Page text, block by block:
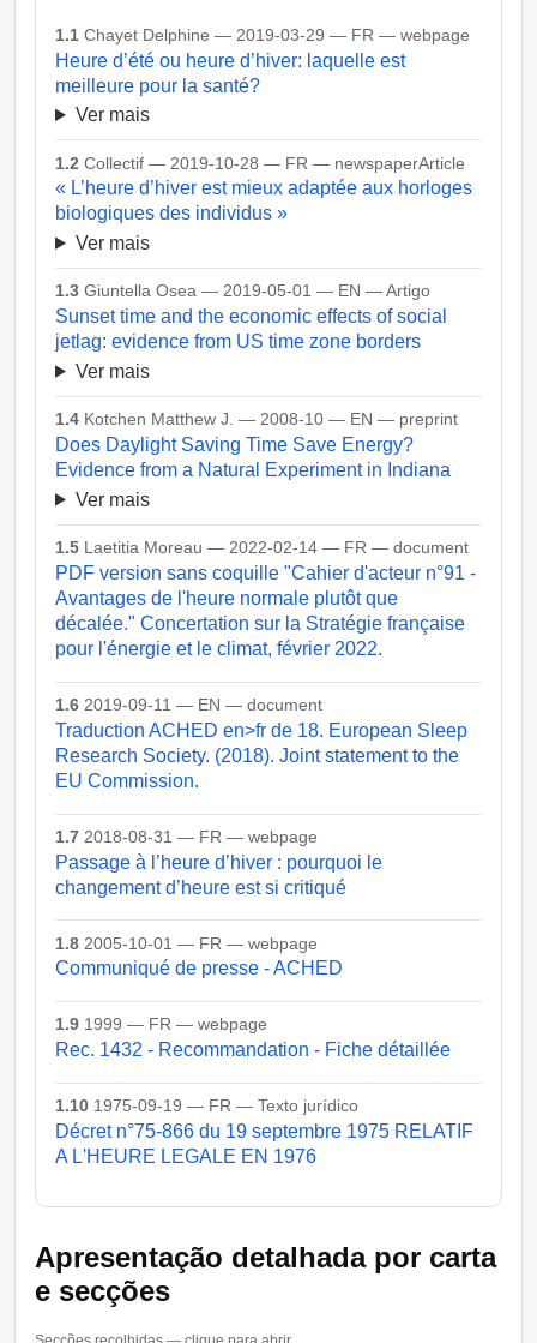
1.1 Chayet Delphine — 2019-03-29 — FR — webpage
Heure d’été ou heure d’hiver: laquelle est
meilleure pour la santé?
Ver mais
1.2 Collectif — 2019-10-28 — FR — newspaperArticle
« L’heure d’hiver est mieux adaptée aux horloges
biologiques des individus »
Ver mais
1.3 Giuntella Osea — 2019-05-01 — EN — Artigo
Sunset time and the economic effects of social
jetlag: evidence from US time zone borders
Ver mais
1.4 Kotchen Matthew J. — 2008-10 — EN — preprint
Does Daylight Saving Time Save Energy?
Evidence from a Natural Experiment in Indiana
Ver mais
1.5 Laetitia Moreau — 2022-02-14 — FR — document
PDF version sans coquille "Cahier d'acteur n°91 -
Avantages de l'heure normale plutôt que
décalée." Concertation sur la Stratégie française
pour l'énergie et le climat, février 2022.
1.6 2019-09-11 — EN — document
Traduction ACHED en>fr de 18. European Sleep
Research Society. (2018). Joint statement to the
EU Commission.
1.7 2018-08-31 — FR — webpage
Passage à l’heure d’hiver : pourquoi le
changement d’heure est si critiqué
1.8 2005-10-01 — FR — webpage
Communiqué de presse - ACHED
1.9 1999 — FR — webpage
Rec. 1432 - Recommandation - Fiche détaillée
1.10 1975-09-19 — FR — Texto jurídico
Décret n°75-866 du 19 septembre 1975 RELATIF
A L'HEURE LEGALE EN 1976
Apresentação detalhada por carta
e secções